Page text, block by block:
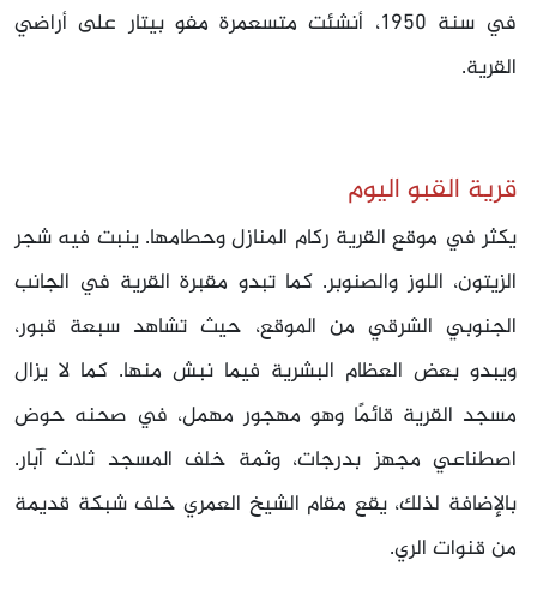
في سنة 1950، أنشئت متسعمرة مفو بيتار على أراضي
القرية.
قرية القبو اليوم
يكثر في موقع القرية ركام المنازل وحطامها. ينبت فيه شجر
الزيتون، اللوز والصنوبر. كما تبدو مقبرة القرية في الجانب
الجنوبي الشرقي من الموقع، حيث تشاهد سبعة قبور،
ويبدو بعض العظام البشرية فيما نبش منها. كما لا يزال
مسجد القرية قائمًا وهو مهجور مهمل، في صحنه حوض
اصطناعي مجهز بدرجات، وثمة خلف المسجد ثلاث آبار.
بالإضافة لذلك، يقع مقام الشيخ العمري خلف شبكة قديمة
من قنوات الري.